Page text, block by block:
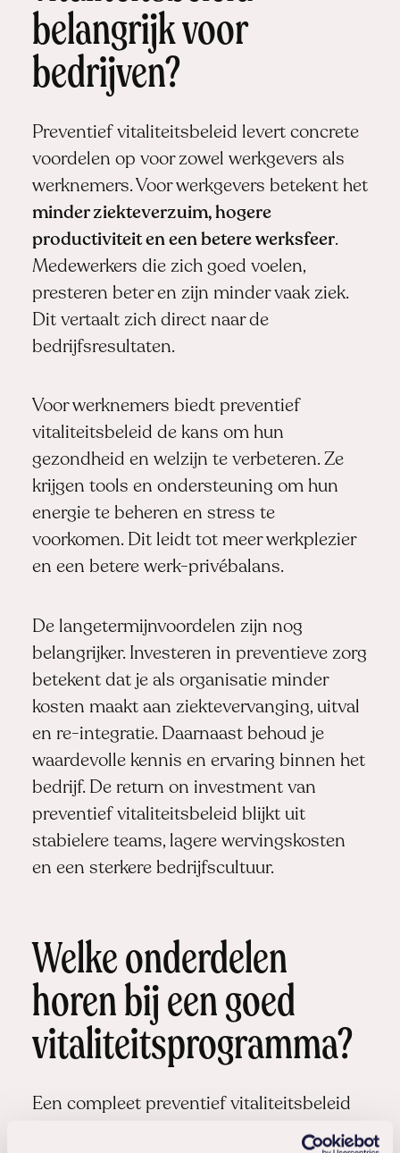
belangrijk voor
bedrijven?
Preventief vitaliteitsbeleid levert concrete
voordelen op voor zowel werkgevers als
werknemers. Voor werkgevers betekent het
minder ziekteverzuim, hogere
productiviteit en een betere werksfeer.
Medewerkers die zich goed voelen,
presteren beter en zijn minder vaak ziek.
Dit vertaalt zich direct naar de
bedrijfsresultaten.
Voor werknemers biedt preventief
vitaliteitsbeleid de kans om hun
gezondheid en welzijn te verbeteren. Ze
krijgen tools en ondersteuning om hun
energie te beheren en stress te
voorkomen. Dit leidt tot meer werkplezier
en een betere werk-privébalans.
De langetermijnvoordelen zijn nog
belangrijker. Investeren in preventieve zorg
betekent dat je als organisatie minder
kosten maakt aan ziektevervanging, uitval
en re-integratie. Daarnaast behoud je
waardevolle kennis en ervaring binnen het
bedrijf. De return on investment van
preventief vitaliteitsbeleid blijkt uit
stabielere teams, lagere wervingskosten
en een sterkere bedrijfscultuur.
Welke onderdelen
horen bij een goed
vitaliteitsprogramma?
Een compleet preventief vitaliteitsbeleid
bestaat uit meerdere elementen die